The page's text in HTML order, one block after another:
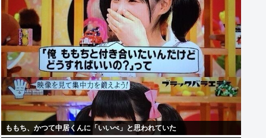
ももち、かつて中居くんに「いいべ」と思われていた